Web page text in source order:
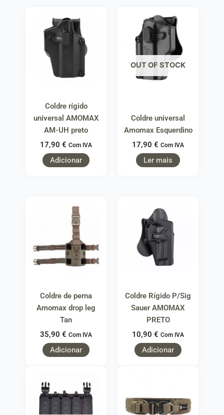
Coldre rígido
universal AMOMAX
AM-UH preto
17,90 € Com IVA
Adicionar
OUT OF STOCK
Coldre universal
Amomax Esquerdino
17,90 € Com IVA
Ler mais
Coldre de perna
Amomax drop leg
Tan
35,90 € Com IVA
Adicionar
Coldre Rígido P/Sig
Sauer AMOMAX
PRETO
10,90 € Com IVA
Adicionar